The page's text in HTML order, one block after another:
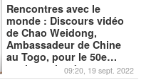
Rencontres avec le
monde : Discours vidéo
de Chao Weidong,
Ambassadeur de Chine
au Togo, pour le 50e
anniversaire des09:20, 19 sept. 2022